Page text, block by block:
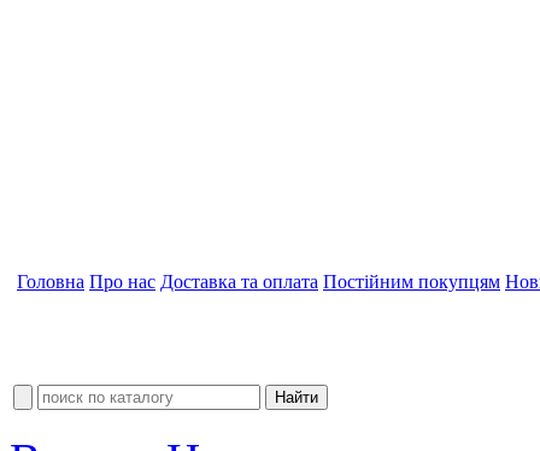
Головна Про нас Доставка та оплата Постійним покупцям